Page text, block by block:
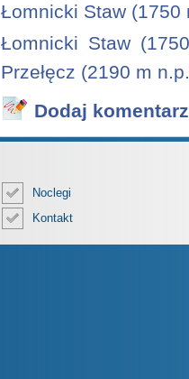
Łomnicki Staw
Łomnicki Staw
Przełęcz (2190 m
Dodaj komentarz
Noclegi
Kontakt